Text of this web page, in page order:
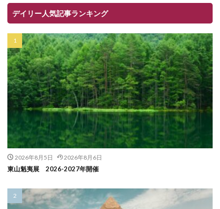
デイリー人気記事ランキング
2026年8月5日 2026年8月6日
東山魁夷展 2026-2027年開催